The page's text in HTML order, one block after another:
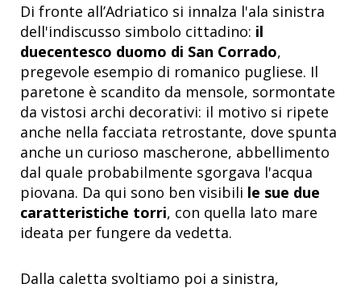
Di fronte all’Adriatico si innalza l'ala sinistra
dell'indiscusso simbolo cittadino: il
duecentesco duomo di San Corrado,
pregevole esempio di romanico pugliese. Il
paretone è scandito da mensole, sormontate
da vistosi archi decorativi: il motivo si ripete
anche nella facciata retrostante, dove spunta
anche un curioso mascherone, abbellimento
dal quale probabilmente sgorgava l'acqua
piovana. Da qui sono ben visibili le sue due
caratteristiche torri, con quella lato mare
ideata per fungere da vedetta.
Dalla caletta svoltiamo poi a sinistra,